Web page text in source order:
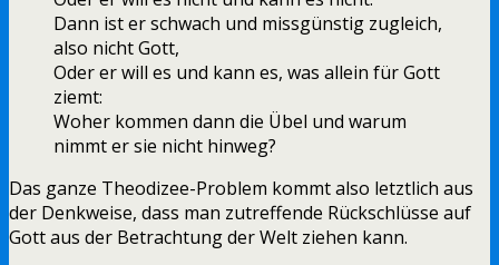
Dann ist er schwach und missgünstig zugleich,
also nicht Gott,
Oder er will es und kann es, was allein für Gott
ziemt:
Woher kommen dann die Übel und warum
nimmt er sie nicht hinweg?
Das ganze Theodizee-Problem kommt also letztlich aus
der Denkweise, dass man zutreffende Rückschlüsse auf
Gott aus der Betrachtung der Welt ziehen kann.